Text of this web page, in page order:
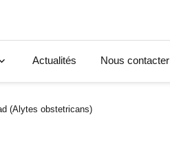
Actualités Nous contacter
(Alytes obstetricans)